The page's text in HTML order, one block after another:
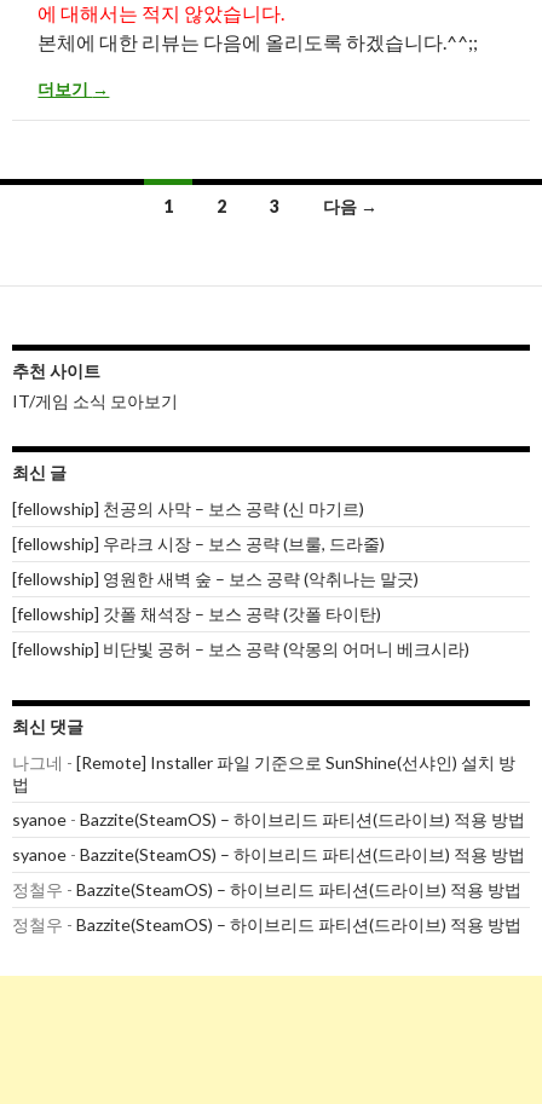
에 대해서는 적지 않았습니다.
본체에 대한 리뷰는 다음에 올리도록 하겠습니다.^^;;
[Poz X501 Review] 2-1.구성물 살펴보기
더보기 →
비
이
션
1 2 3 다음 →
추천 사이트
IT/게임 소식 모아보기
최신 글
[fellowship] 천공의 사막 – 보스 공략 (신 마기르)
[fellowship] 우라크 시장 – 보스 공략 (브룰, 드라줄)
[fellowship] 영원한 새벽 숲 – 보스 공략 (악취나는 말긋)
[fellowship] 갓폴 채석장 – 보스 공략 (갓폴 타이탄)
[fellowship] 비단빛 공허 – 보스 공략 (악몽의 어머니 베크시라)
최신 댓글
나그네 - [Remote] Installer 파일 기준으로 SunShine(선샤인) 설치 방
법
syanoe - Bazzite(SteamOS) – 하이브리드 파티션(드라이브) 적용 방법
syanoe - Bazzite(SteamOS) – 하이브리드 파티션(드라이브) 적용 방법
정철우 - Bazzite(SteamOS) – 하이브리드 파티션(드라이브) 적용 방법
정철우 - Bazzite(SteamOS) – 하이브리드 파티션(드라이브) 적용 방법